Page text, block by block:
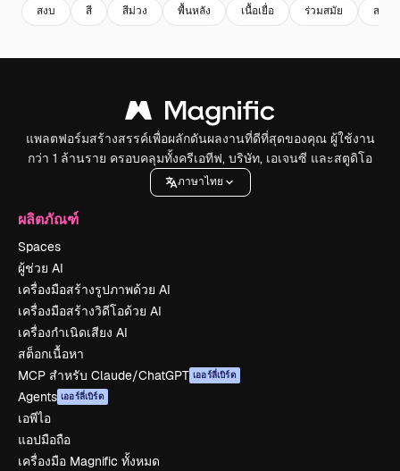
สงบ สี สีม่วง พื้นหลัง เนื้อเยื่อ ร่วมสมัย สมัย
แพลตฟอร์มสร้างสรรค์เพื่อผลักดันผลงานที่ดีที่สุดของคุณ ผู้ใช้งาน
กว่า 1 ล้านราย ครอบคลุมทั้งครีเอทีฟ, บริษัท, เอเจนซี และสตูดิโอ
ภาษาไทย
ผลิตภัณฑ์
Spaces
ผู้ช่วย AI
เครื่องมือสร้างรูปภาพด้วย AI
เครื่องมือสร้างวิดีโอด้วย AI
เครื่องกำเนิดเสียง AI
สต็อกเนื้อหา
MCP สำหรับ Claude/ChatGPT เออร์ลี่เบิร์ด
Agents เออร์ลี่เบิร์ด
เอพีไอ
แอปมือถือ
เครื่องมือ Magnific ทั้งหมด